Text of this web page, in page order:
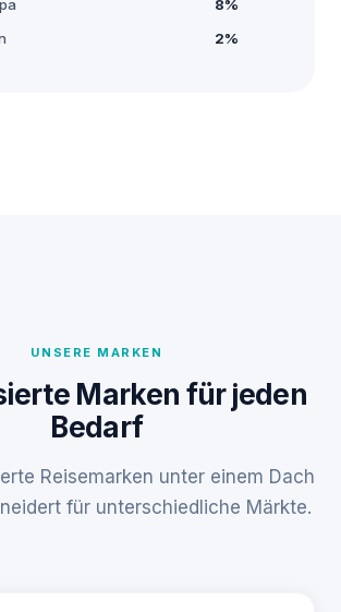
8%
2%
UNSERE MARKEN
Marken für jeden
Bedarf
Reisemarken unter einem Dach
für unterschiedliche Märkte.